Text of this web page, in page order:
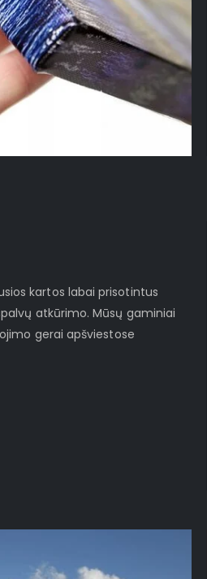
kartos labai prisotintus
atkūrimo. Mūsų gaminiai
gerai apšviestose